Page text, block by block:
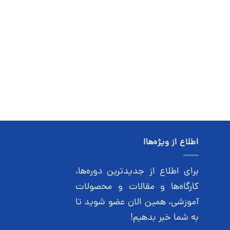
اطلاع از ویژه‌ها!
برای اطلاع از جدیدترین دوره‌ها،
کارگاه‌ها و مقالات و محصولات
آموزشی، همین الان عضو شوید تا
به شما خبر بدهیم!